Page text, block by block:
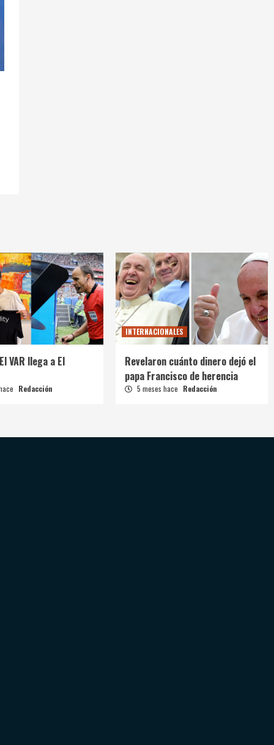
VAR llega a El
Redacción
INTERNACIONALES
Revelaron cuánto dinero dejó el
papa Francisco de herencia
5 meses hace Redacción